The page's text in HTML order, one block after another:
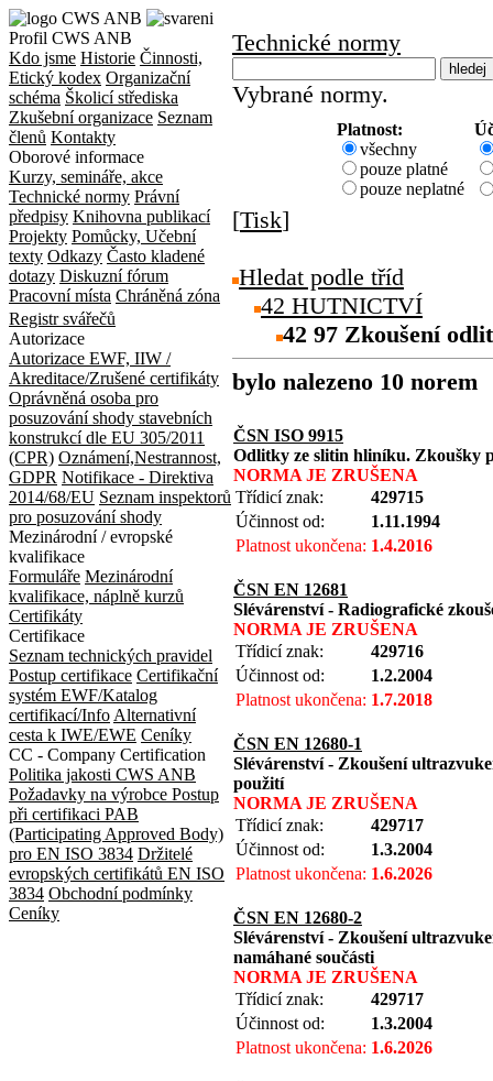
Profil CWS ANB
Kdo jsme Historie Činnosti,
Etický kodex Organizační
schéma Školicí střediska
Zkušební organizace Seznam
členů Kontakty
Oborové informace
Kurzy, semináře, akce
Technické normy Právní
předpisy Knihovna publikací
Projekty Pomůcky, Učební
texty Odkazy Často kladené
dotazy Diskuzní fórum
Pracovní místa Chráněná zóna
Registr svářečů
Autorizace
Autorizace EWF, IIW /
Akreditace/Zrušené certifikáty
Oprávněná osoba pro
posuzování shody stavebních
konstrukcí dle EU 305/2011
(CPR) Oznámení,Nestrannost,
GDPR Notifikace - Direktiva
2014/68/EU Seznam inspektorů
pro posuzování shody
Mezinárodní / evropské
kvalifikace
Formuláře Mezinárodní
kvalifikace, náplně kurzů
Certifikáty
Certifikace
Seznam technických pravidel
Postup certifikace Certifikační
systém EWF/Katalog
certifikací/Info Alternativní
cesta k IWE/EWE Ceníky
CC - Company Certification
Politika jakosti CWS ANB
Požadavky na výrobce Postup
při certifikaci PAB
(Participating Approved Body)
pro EN ISO 3834 Držitelé
evropských certifikátů EN ISO
3834 Obchodní podmínky
Ceníky
Technické normy
Vybrané normy.
Platnost:
všechny
pouze platné
pouze neplatné
[Tisk]
Hledat podle tříd
42 HUTNICTVÍ
42 97 Zkoušení
bylo nalezeno 10 norem
ČSN ISO 9915
Odlitky ze slitin hliníku. Zkoušky
NORMA JE ZRUŠENA
Třídicí znak:
429715
Účinnost od:
1.11.1994
Platnost ukončena: 1.4.2016
ČSN EN 12681
Slévárenství - Radiografické
NORMA JE ZRUŠENA
Třídicí znak:
429716
Účinnost od:
1.2.2004
Platnost ukončena: 1.7.2018
ČSN EN 12680-1
Slévárenství - Zkoušení
použití
NORMA JE ZRUŠENA
Třídicí znak:
429717
Účinnost od:
1.3.2004
Platnost ukončena: 1.6.2026
ČSN EN 12680-2
Slévárenství - Zkoušení
namáhané součásti
NORMA JE ZRUŠENA
Třídicí znak:
429717
Účinnost od:
1.3.2004
Platnost ukončena: 1.6.2026